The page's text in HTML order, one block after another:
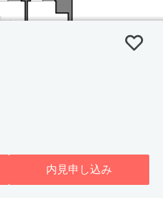
内見申し込み